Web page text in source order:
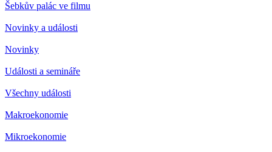
Šebkův palác ve filmu
Novinky a události
Novinky
Události a semináře
Všechny události
Makroekonomie
Mikroekonomie